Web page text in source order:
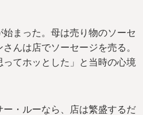
まった。母は売り物のソーセ
んは店でソーセージを売る。
ってホッとした」と当時の心境
ー・ルーなら、店は繁盛するだ